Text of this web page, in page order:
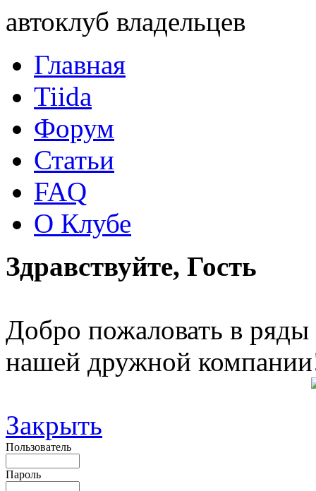
автоклуб владельцев
Главная
Tiida
Форум
Статьи
FAQ
О Клубе
Здравствуйте, Гость
Добро пожаловать в ряды
нашей дружной
Закрыть
Пользователь
Пароль